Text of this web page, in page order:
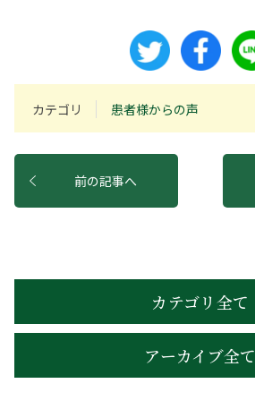
カテゴリ 患者様からの声
前の記事へ
カテゴリ全て
アーカイブ全て